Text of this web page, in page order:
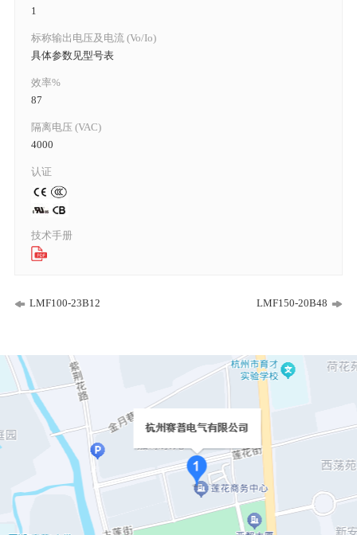
1
标称输出电压及电流 (Vo/Io)
具体参数见型号表
效率%
87
隔离电压 (VAC)
4000
认证
技术手册
LMF100-23B12 LMF150-20B48